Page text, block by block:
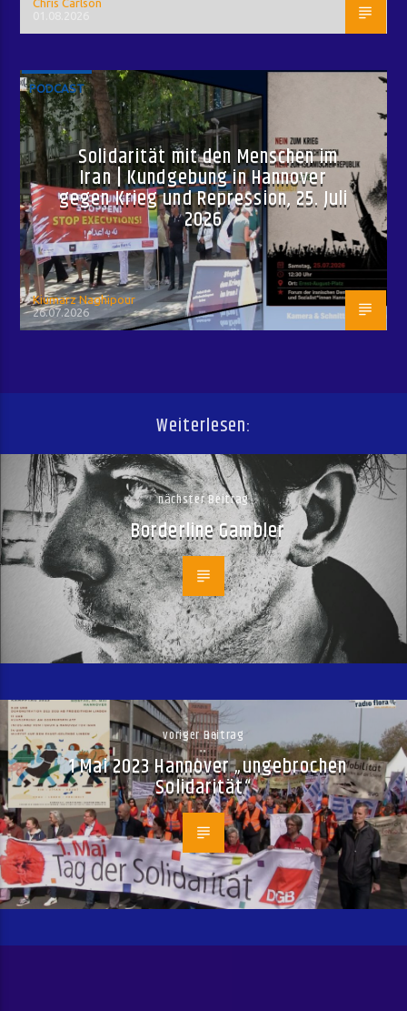
Chris Carlson
PODCAST
Solidarität mit den Menschen im
Iran | Kundgebung in Hannover
gegen Krieg und Repression, 25. Juli
2026
Kiumarz Naghipour
26.07.2026
Weiterlesen:
nächster Beitrag
Borderline Gambler
voriger Beitrag
1 Mai 2023 Hannover „ungebrochen
Solidarität“